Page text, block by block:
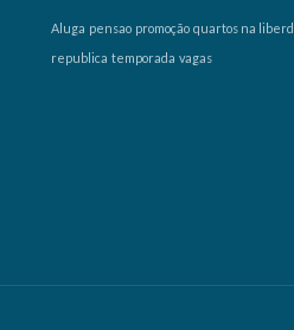
Aluga pensao promoção quartos na
republica temporada vagas